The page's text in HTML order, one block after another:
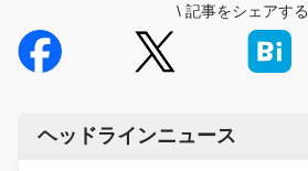
\ 記事をシェアする
ヘッドラインニュース